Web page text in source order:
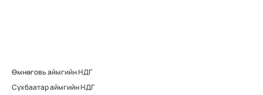
Өмнөговь аймгийн НДГ
Сүхбаатар аймгийн НДГ